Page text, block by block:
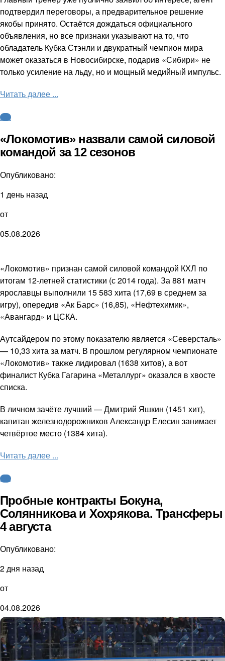
подтвердил переговоры, а предварительное решение
якобы принято. Остаётся дождаться официального
объявления, но все признаки указывают на то, что
обладатель Кубка Стэнли и двукратный чемпион мира
может оказаться в Новосибирске, подарив «Сибири» не
только усиление на льду, но и мощный медийный импульс.
Читать далее ...
КХЛ
«Локомотив» назвали самой силовой
командой за 12 сезонов
Опубликовано:
1 день назад
от
05.08.2026
«Локомотив» признан самой силовой командой КХЛ по
итогам 12-летней статистики (с 2014 года). За 881 матч
ярославцы выполнили 15 583 хита (17,69 в среднем за
игру), опередив «Ак Барс» (16,85), «Нефтехимик»,
«Авангард» и ЦСКА.
Аутсайдером по этому показателю является «Северсталь»
— 10,33 хита за матч. В прошлом регулярном чемпионате
«Локомотив» также лидировал (1638 хитов), а вот
финалист Кубка Гагарина «Металлург» оказался в хвосте
списка.
В личном зачёте лучший — Дмитрий Яшкин (1451 хит),
капитан железнодорожников Александр Елесин занимает
четвёртое место (1384 хита).
Читать далее ...
КХЛ
Пробные контракты Бокуна,
Солянникова и Хохрякова. Трансферы
4 августа
Опубликовано:
2 дня назад
от
04.08.2026